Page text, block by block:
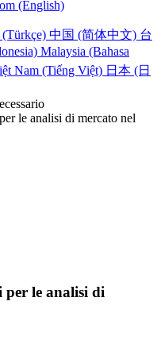
(English)
中国 (简体中文) 台
Malaysia (Bahasa
Nam (Tiếng Việt) 日本 (日
le analisi di mercato nel
le analisi di